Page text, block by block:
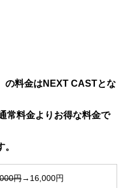
の料金はNEXT CASTとな
常料金よりお得な料金で
円→16,000円